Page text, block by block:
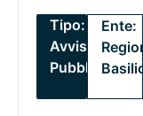
Tipo:
Avviso
Pubblico
Ente: